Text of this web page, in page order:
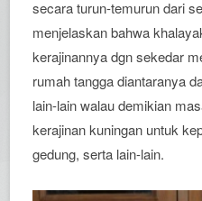
secara turun-temurun dari
menjelaskan bahwa
kerajinannya dgn sekedar
rumah tangga diantaranya
lain-lain walau demikian
kerajinan kuningan untuk
gedung, serta lain-lain.